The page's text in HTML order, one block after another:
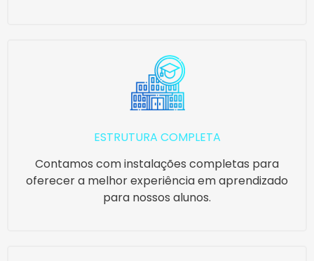
ESTRUTURA COMPLETA
Contamos com instalações completas para
oferecer a melhor experiência em aprendizado
para nossos alunos.